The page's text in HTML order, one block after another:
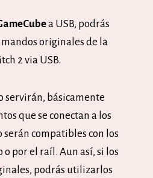
a USB, podrás
originales de la
2 via USB.
servirán, básicamente
que se conectan a los
serán compatibles con los
o por el raíl. Aun así, si los
podrás utilizarlos